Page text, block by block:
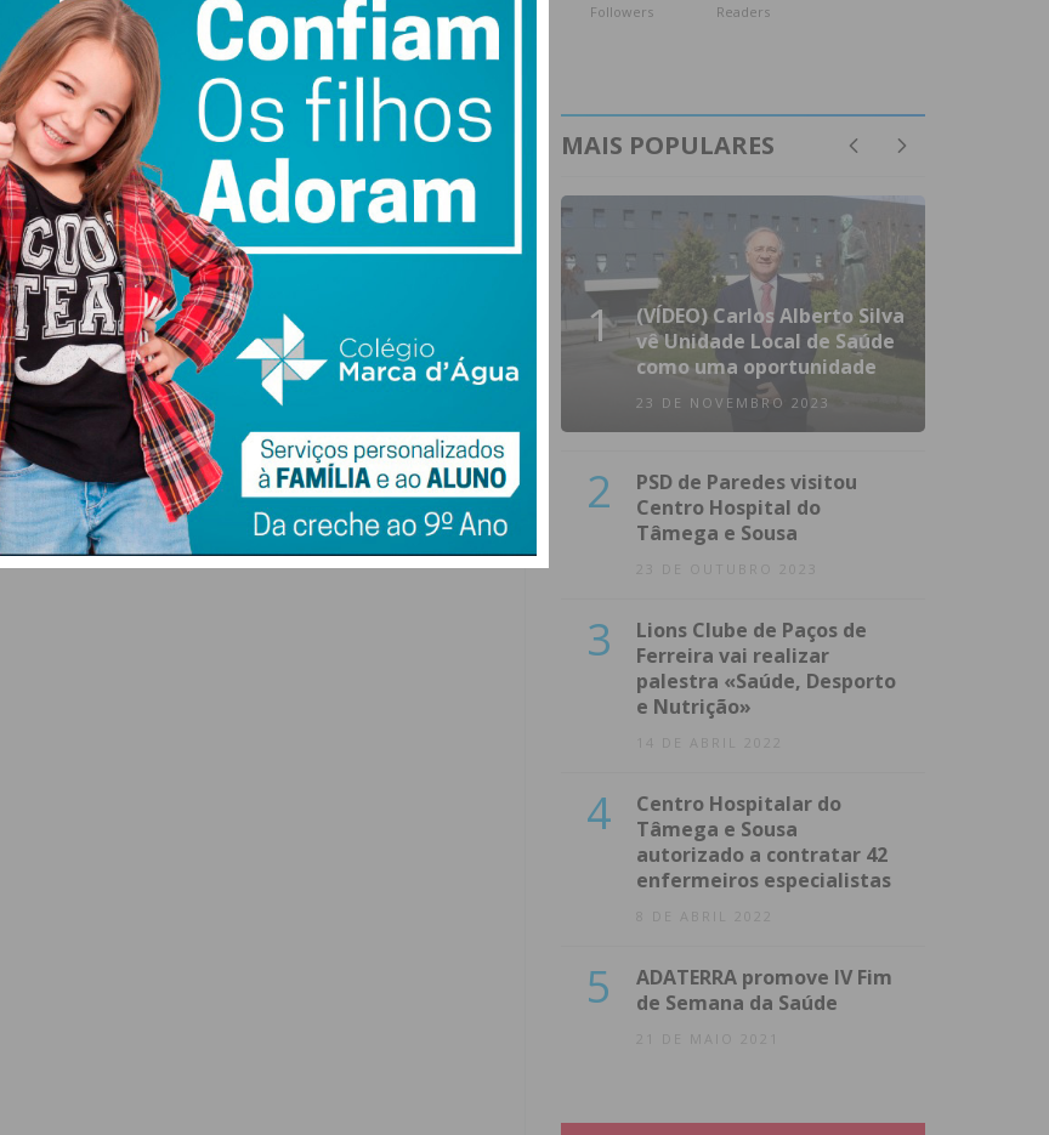
Followers Readers
MAIS POPULARES
1
(VÍDEO) Carlos Alberto Silva
vê Unidade Local de Saúde
como uma oportunidade
23 DE NOVEMBRO 2023
2
PSD de Paredes visitou
Centro Hospital do
Tâmega e Sousa
23 DE OUTUBRO 2023
3
Lions Clube de Paços de
Ferreira vai realizar
palestra «Saúde, Desporto
e Nutrição»
14 DE ABRIL 2022
4
Centro Hospitalar do
Tâmega e Sousa
autorizado a contratar 42
enfermeiros especialistas
8 DE ABRIL 2022
5
ADATERRA promove IV Fim
de Semana da Saúde
21 DE MAIO 2021